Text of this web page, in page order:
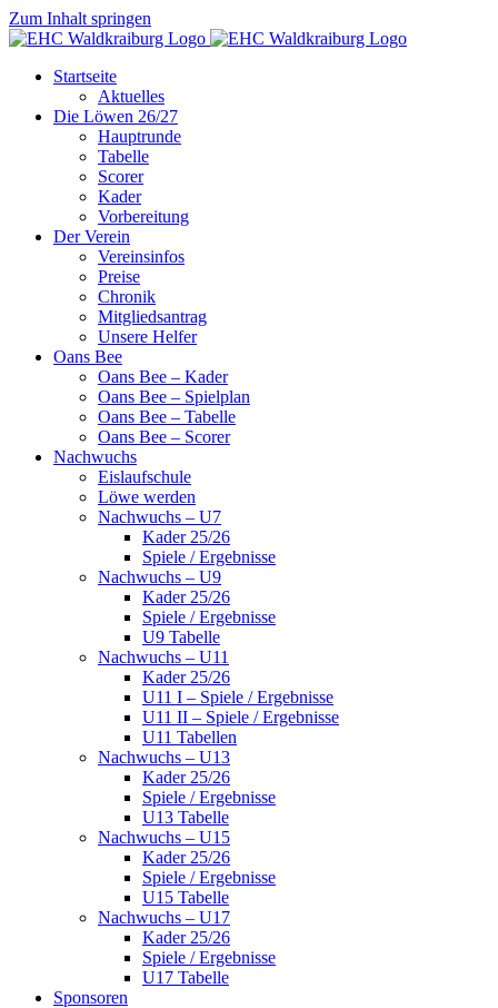
Zum Inhalt springen
Startseite
Aktuelles
Die Löwen 26/27
Hauptrunde
Tabelle
Scorer
Kader
Vorbereitung
Der Verein
Vereinsinfos
Preise
Chronik
Mitgliedsantrag
Unsere Helfer
Oans Bee
Oans Bee – Kader
Oans Bee – Spielplan
Oans Bee – Tabelle
Oans Bee – Scorer
Nachwuchs
Eislaufschule
Löwe werden
Nachwuchs – U7
Kader 25/26
Spiele / Ergebnisse
Nachwuchs – U9
Kader 25/26
Spiele / Ergebnisse
U9 Tabelle
Nachwuchs – U11
Kader 25/26
U11 I – Spiele / Ergebnisse
U11 II – Spiele / Ergebnisse
U11 Tabellen
Nachwuchs – U13
Kader 25/26
Spiele / Ergebnisse
U13 Tabelle
Nachwuchs – U15
Kader 25/26
Spiele / Ergebnisse
U15 Tabelle
Nachwuchs – U17
Kader 25/26
Spiele / Ergebnisse
U17 Tabelle
Sponsoren